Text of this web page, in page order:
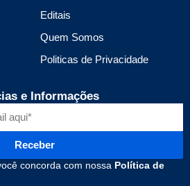
Editais
Quem Somos
Politicas de Privacidade
e Informações
Receber
concorda com nossa Política de